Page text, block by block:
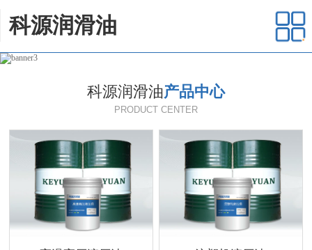
科源润滑油
科源润滑油产品中心
PRODUCT CENTER